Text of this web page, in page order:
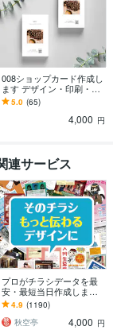
008ショップカード作成し
ます デザイン・印刷・配
送まで致します。
5.0 (65)
4,000 円
連サービス
プロがチラシデータを最
安・最短当日作成します
メニュー、イベント、企
業案内など、あらゆる印
刷物に対応可能！
4.9 (1190)
秋空亭
4,000 円